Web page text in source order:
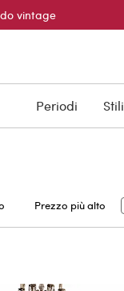
vintage
Periodi Stili
Prezzo più alto